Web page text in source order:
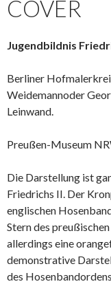
COVER
Jugendbildnis
Berliner
Weidemannoder
Leinwand.
Preußen-Museum
Die Darstellung ist
Friedrichs II. Der
englischen
Stern des
allerdings eine
demonstrative
des